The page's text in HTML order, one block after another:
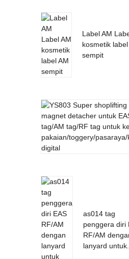
Label AM
kosmetik label
sempit
as014 tag
penggera diri
RF/AM
lanyard